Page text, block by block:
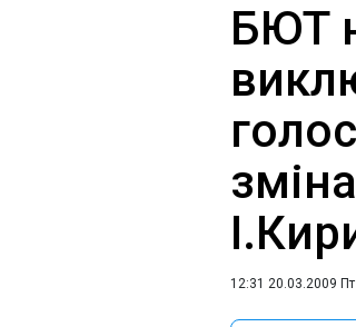
БЮТ
12:31 20.03.2009 Пт